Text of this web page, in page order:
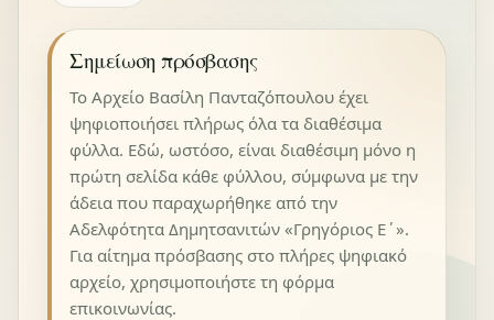
Σημείωση πρόσβασης
Το Αρχείο Βασίλη Πανταζόπουλου έχει
ψηφιοποιήσει πλήρως όλα τα διαθέσιμα
φύλλα. Εδώ, ωστόσο, είναι διαθέσιμη μόνο η
πρώτη σελίδα κάθε φύλλου, σύμφωνα με την
άδεια που παραχωρήθηκε από την
Αδελφότητα Δημητσανιτών «Γρηγόριος Ε΄».
Για αίτημα πρόσβασης στο πλήρες ψηφιακό
αρχείο, χρησιμοποιήστε τη φόρμα
επικοινωνίας.